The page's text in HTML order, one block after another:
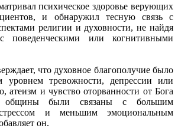
психическое здоровье верующих
и обнаружил тесную связь с
религии и духовности, не найдя
или когнитивными
что духовное благополучие было
уровнем тревожности, депрессии или
атеизм и чувство оторванности от Бога
общины были связаны с большим
стрессом и меньшим эмоциональным
он.